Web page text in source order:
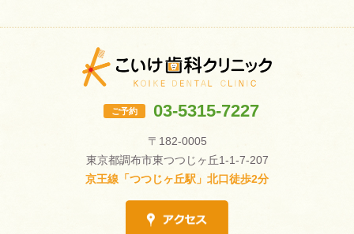
ご予約 03-5315-7227
〒182-0005
東京都調布市東つつじヶ丘1-1-7-207
京王線「つつじヶ丘駅」北口徒歩2分